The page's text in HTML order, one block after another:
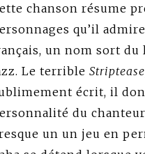
chanson résume
qu’il
un nom sort du
Le terrible Striptease
écrit, il
du
un un jeu en